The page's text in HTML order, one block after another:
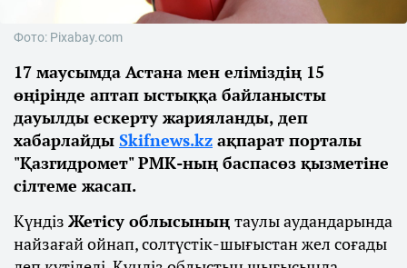
Фото: Pixabay.com
17 маусымда Астана мен еліміздің 15
өңірінде аптап ыстыққа байланысты
дауылды ескерту жарияланды, деп
хабарлайды Skifnews.kz ақпарат порталы
"Қазгидромет" РМК-ның баспасөз қызметіне
сілтеме жасап.
Күндіз Жетісу облысының таулы аудандарында
найзағай ойнап, солтүстік-шығыстан жел соғады